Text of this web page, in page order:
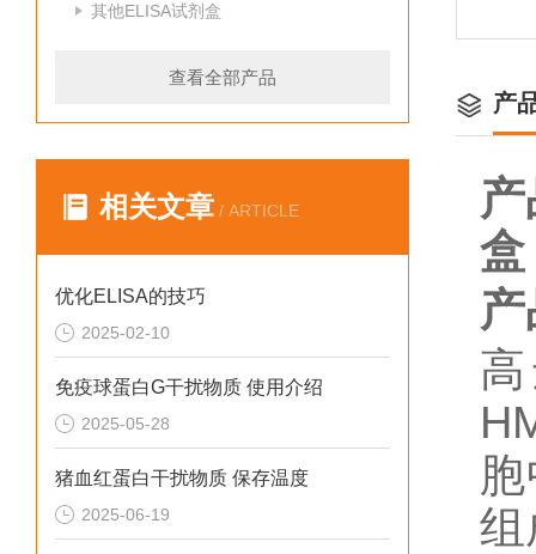
其他ELISA试剂盒
查看全部产品
相关文章 / ARTICLE
优化ELISA的技巧
2025-02-10
免疫球蛋白G干扰物质 使用介绍
2025-05-28
猪血红蛋白干扰物质 保存温度
2025-06-19
产
盒
组